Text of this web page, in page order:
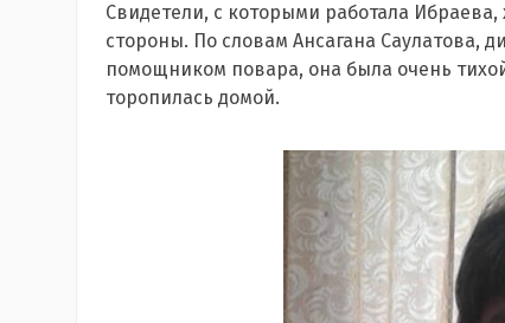
Свидетели, с которыми работала
стороны. По словам Ансагана Саулатова,
помощником повара, она была очень
торопилась домой.